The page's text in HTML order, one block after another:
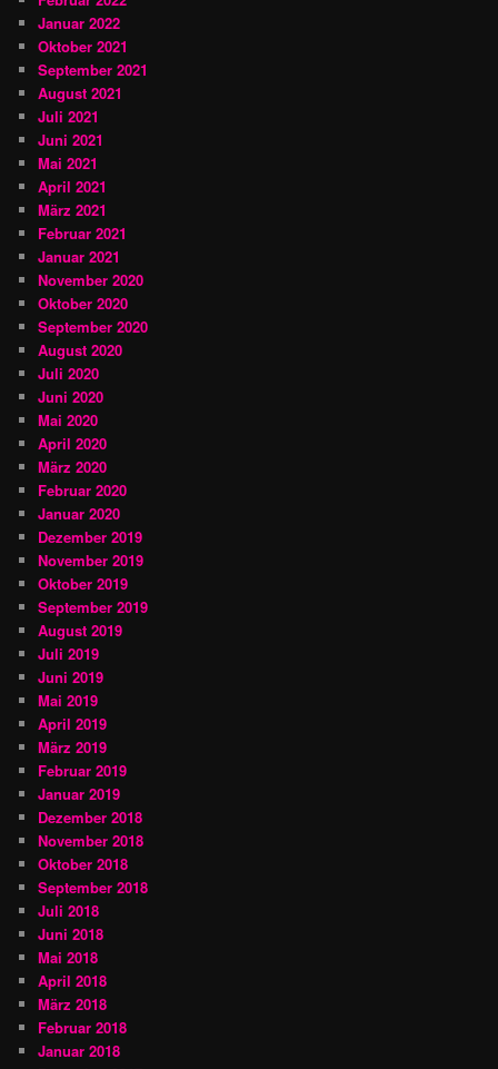
Januar 2022
Oktober 2021
September 2021
August 2021
Juli 2021
Juni 2021
Mai 2021
April 2021
März 2021
Februar 2021
Januar 2021
November 2020
Oktober 2020
September 2020
August 2020
Juli 2020
Juni 2020
Mai 2020
April 2020
März 2020
Februar 2020
Januar 2020
Dezember 2019
November 2019
Oktober 2019
September 2019
August 2019
Juli 2019
Juni 2019
Mai 2019
April 2019
März 2019
Februar 2019
Januar 2019
Dezember 2018
November 2018
Oktober 2018
September 2018
Juli 2018
Juni 2018
Mai 2018
April 2018
März 2018
Februar 2018
Januar 2018